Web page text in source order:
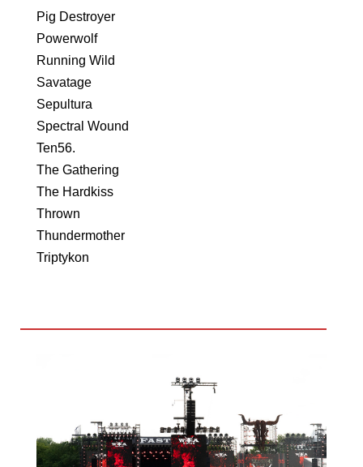
Pig Destroyer
Powerwolf
Running Wild
Savatage
Sepultura
Spectral Wound
Ten56.
The Gathering
The Hardkiss
Thrown
Thundermother
Triptykon